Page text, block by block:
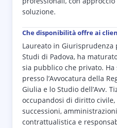
soluzione.
Che disponibilità offre ai
Laureato in Giurisprudenza
Studi di Padova, ha
sia pubblico che privato.
presso l’Avvocatura della
Giulia e lo Studio dell’Avv.
occupandosi di diritto
successioni,
contrattualistica e